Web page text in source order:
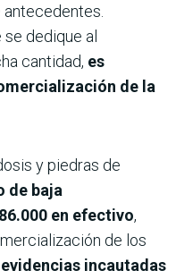
se dedique al
cantidad, es
de la
y piedras de
de baja
en efectivo,
de los
evidencias incautadas